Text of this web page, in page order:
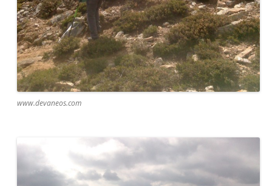
www.devaneos.com